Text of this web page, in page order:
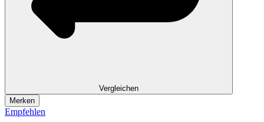
Vergleichen
Merken
Empfehlen